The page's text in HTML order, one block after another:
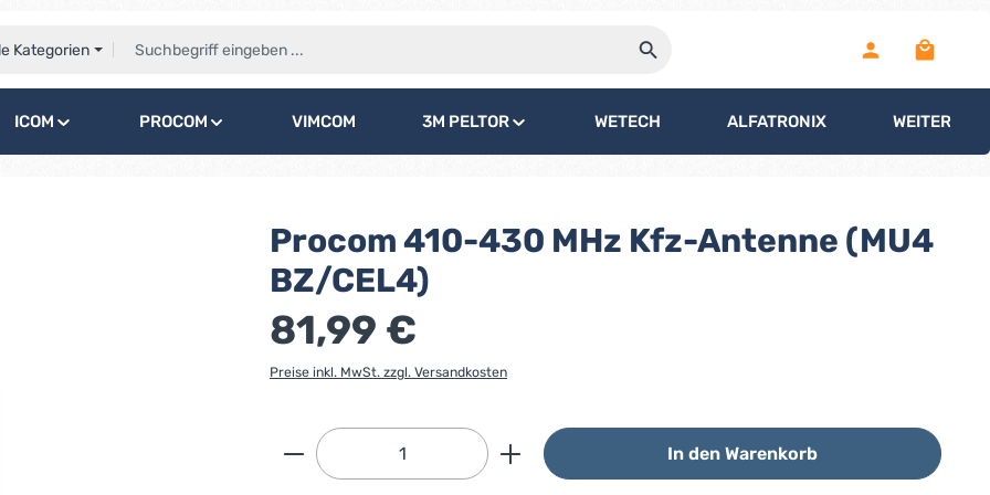
Kategorien
ICOM PROCOM VIMCOM 3M PELTOR WETECH ALFATRONIX WEITERE
Procom 410-430 MHz Kfz-Antenne (MU4
BZ/CEL4)
81,99 €
Preise inkl. MwSt. zzgl. Versandkosten
Produkt Anzahl: Gib den gewünschten Wert ein oder
In den Warenkorb